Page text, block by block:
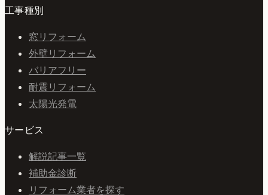
工事種別
窓リフォーム
外壁リフォーム
バリアフリー
耐震リフォーム
太陽光発電
サービス
解説記事一覧
補助金診断
リフォーム業者を探す